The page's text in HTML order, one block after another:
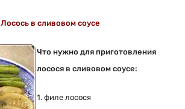
Лосось в сливовом соусе
Что нужно для приготовления
лосося в сливовом соусе:
1. филе лосося